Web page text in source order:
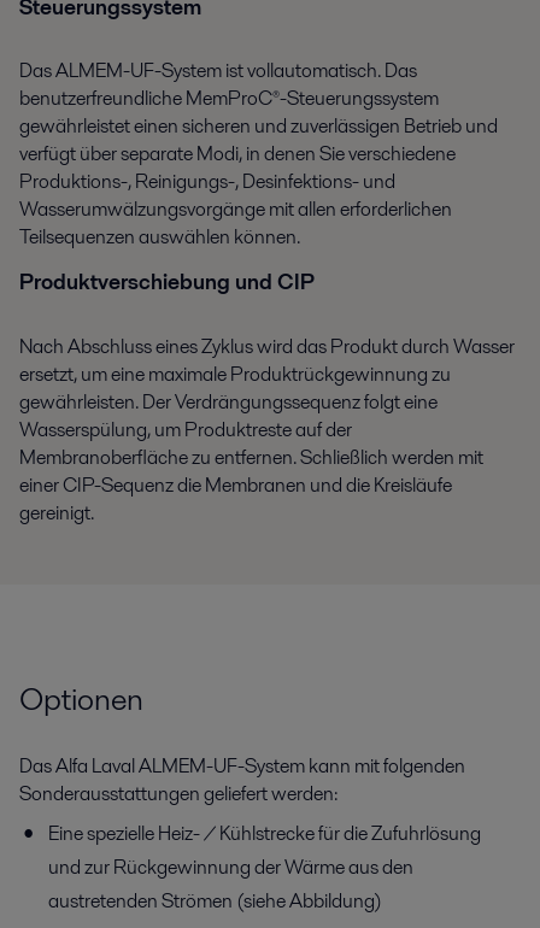
Steuerungssystem
Das ALMEM-UF-System ist vollautomatisch. Das
benutzerfreundliche MemProC®-Steuerungssystem
gewährleistet einen sicheren und zuverlässigen Betrieb und
verfügt über separate Modi, in denen Sie verschiedene
Produktions-, Reinigungs-, Desinfektions- und
Wasserumwälzungsvorgänge mit allen erforderlichen
Teilsequenzen auswählen können.
Produktverschiebung und CIP
Nach Abschluss eines Zyklus wird das Produkt durch Wasser
ersetzt, um eine maximale Produktrückgewinnung zu
gewährleisten. Der Verdrängungssequenz folgt eine
Wasserspülung, um Produktreste auf der
Membranoberfläche zu entfernen. Schließlich werden mit
einer CIP-Sequenz die Membranen und die Kreisläufe
gereinigt.
Optionen
Das Alfa Laval ALMEM-UF-System kann mit folgenden
Sonderausstattungen geliefert werden:
Eine spezielle Heiz- / Kühlstrecke für die Zufuhrlösung
und zur Rückgewinnung der Wärme aus den
austretenden Strömen (siehe Abbildung)